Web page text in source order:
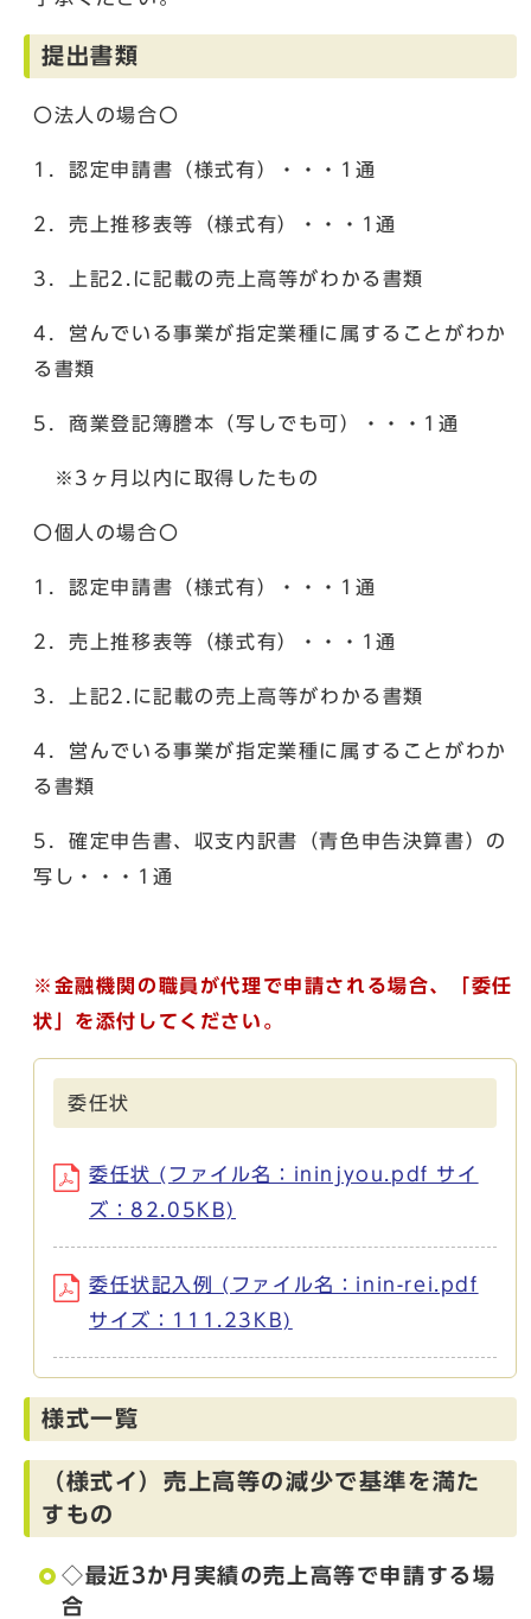
提出書類
〇法人の場合〇
1．認定申請書（様式有）・・・1通
2．売上推移表等（様式有）・・・1通
3．上記2.に記載の売上高等がわかる書類
4．営んでいる事業が指定業種に属することがわか
る書類
5．商業登記簿謄本（写しでも可）・・・1通
※3ヶ月以内に取得したもの
〇個人の場合〇
1．認定申請書（様式有）・・・1通
2．売上推移表等（様式有）・・・1通
3．上記2.に記載の売上高等がわかる書類
4．営んでいる事業が指定業種に属することがわか
る書類
5．確定申告書、収支内訳書（青色申告決算書）の
写し・・・1通
※金融機関の職員が代理で申請される場合、「委任
状」を添付してください。
委任状
委任状 (ファイル名：ininjyou.pdf サイ
ズ：82.05KB)
委任状記入例 (ファイル名：inin-rei.pdf
サイズ：111.23KB)
様式一覧
（様式イ）売上高等の減少で基準を満た
すもの
◇最近3か月実績の売上高等で申請する場
合